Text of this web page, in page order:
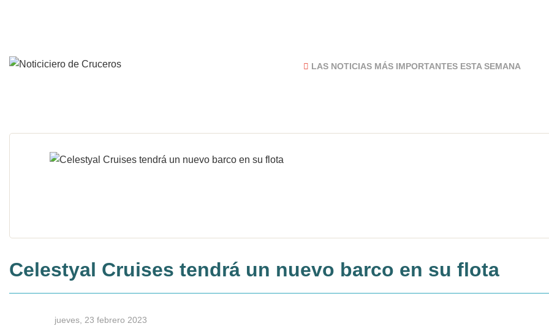
LAS NOTICIAS MÁS IMPORTANTES ESTA SEMANA
Celestyal Cruises tendrá un nuevo barco en su flota
jueves, 23 febrero 2023